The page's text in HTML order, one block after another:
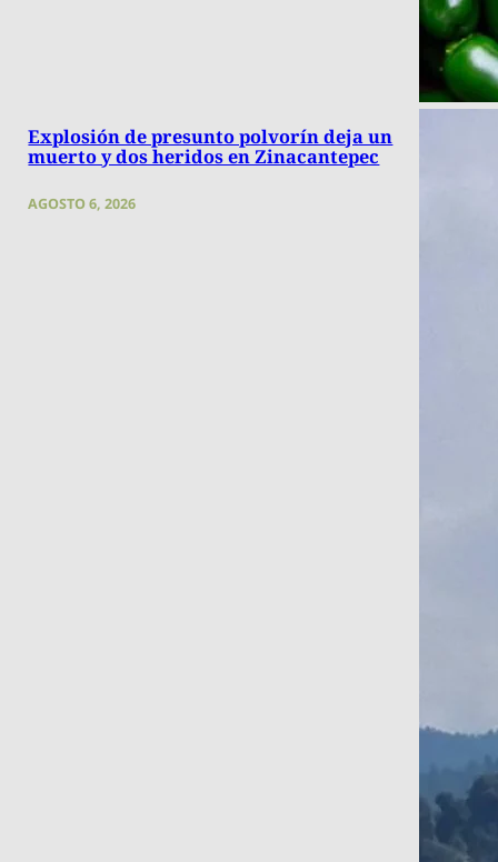
Explosión de presunto polvorín deja un
muerto y dos heridos en Zinacantepec
AGOSTO 6, 2026